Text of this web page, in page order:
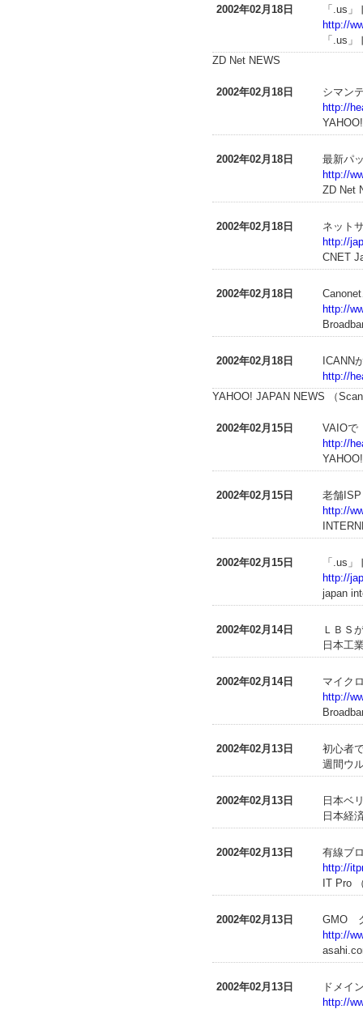
2002年02月18日
「.us
http://
「.us
ZD Net NEWS
2002年02月18日
シマン
http://
2002年02月18日
最新パ
http://
ZD Net
2002年02月18日
ネット
http://
CNET
2002年02月18日
http://
2002年02月18日
ICANN
http://
YAHOO! JAPAN NEWS （
2002年02月15日
VAIOで
http://
2002年02月15日
老舗
http://
2002年02月15日
「.us
http://
japan
2002年02月14日
ＬＢＳ
日本工
2002年02月14日
マイク
http://
2002年02月13日
初心者
週間ウ
2002年02月13日
日本ベ
日本経
2002年02月13日
有線ブ
http://
IT Pro
2002年02月13日
GMO
http://
2002年02月13日
ドメイ
http://